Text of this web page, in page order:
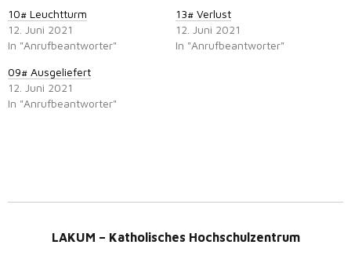
10# Leuchtturm
12. Juni 2021
In "Anrufbeantworter"
13# Verlust
12. Juni 2021
In "Anrufbeantworter"
09# Ausgeliefert
12. Juni 2021
In "Anrufbeantworter"
LAKUM – Katholisches Hochschulzentrum